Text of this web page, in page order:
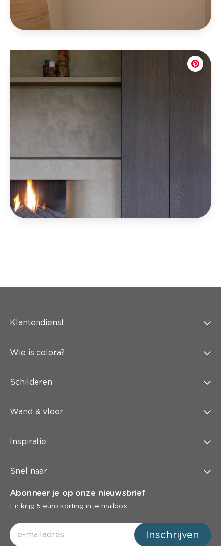
Klantendienst
Wie is colora?
Schilderen
Wand & vloer
Inspiratie
Snel naar
Abonneer je op onze nieuwsbrief
En krijg 5 euro korting in je mailbox
Inschrijven